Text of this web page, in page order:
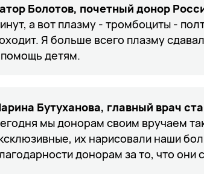
Болотов, почетный донор
а вот плазму - тромбоциты -
Я больше всего плазму
детям.
Бутуханова, главный врач
мы донорам своим вручаем
их нарисовали наши
донорам за то, что они